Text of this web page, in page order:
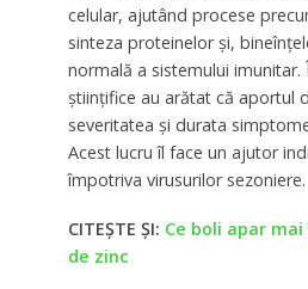
celular, ajutând procese
sinteza proteinelor și,
normală a sistemului imunitar.
științifice au arătat că aportul
severitatea și durata
Acest lucru îl face un ajutor
împotriva virusurilor sezoniere.
CITEȘTE ȘI: Ce boli apar
de zinc